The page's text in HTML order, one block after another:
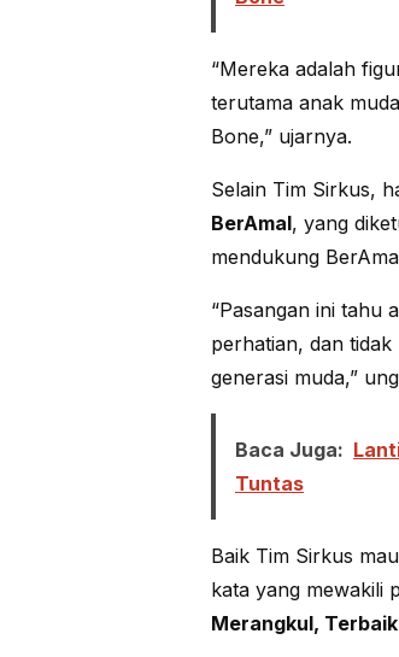
“Mereka adalah
terutama anak
Bone,” ujarnya.
Selain Tim Sirkus,
BerAmal, yang
mendukung
“Pasangan ini tahu
perhatian, dan
generasi muda,”
Baca Juga:
Tuntas
Baik Tim Sirkus
kata yang mewakili
Merangkul,